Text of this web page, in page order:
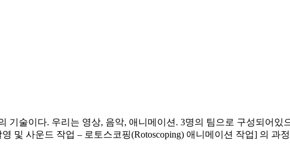
기술이다. 우리는 영상, 음악, 애니메이션. 3명의 팀으로 구성되어
및 사운드 작업 – 로토스코핑(Rotoscoping) 애니메이션 작업] 의 과